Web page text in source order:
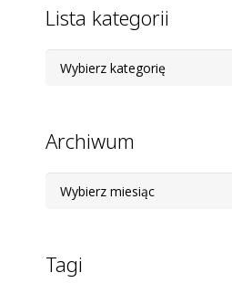
Lista kategorii
kategorii
Archiwum
Archiwum
Tagi